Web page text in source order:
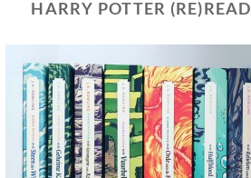
HARRY POTTER (RE)READ